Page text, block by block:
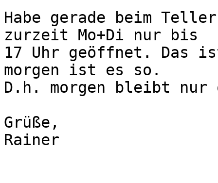
Habe gerade beim
zurzeit Mo+Di nur bis
17 Uhr geöffnet. Das
morgen ist es so.
D.h. morgen bleibt
Grüße,
Rainer